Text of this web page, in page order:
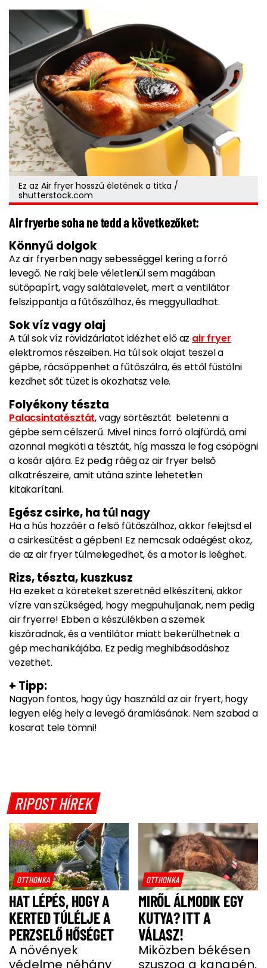
Ez az Air fryer hosszú életének a titka /
shutterstock.com
Air fryerbe soha ne tedd a következőket:
Könnyű dolgok
Az air fryerben nagy sebességgel kering a forró
levegő. Ne rakj bele véletlenül sem magában
sütőpapírt, vagy salátalevelet, mert a ventilátor
felszippantja a fűtőszálhoz, és meggyulladhat.
Sok víz vagy olaj
A túl sok víz rövidzárlatot idézhet elő az air fryer
elektromos részeiben. Ha túl sok olajat teszel a
gépbe, rácsöppenhet a fűtőszálra, és ettől füstölni
kezdhet sőt tüzet is okozhatsz vele.
Folyékony tészta
Palacsintatésztát, vagy sörtésztát beletenni a
gépbe sem célszerű. Mivel nincs forró olajfürdő, ami
azonnal megköti a tésztát, híg massza le fog csöpögni
a kosár aljára. Ez pedig ráég az air fryer belső
alkatrészeire, amit utána szinte lehetetlen
kitakarítani.
Egész csirke, ha túl nagy
Ha a hús hozzáér a felső fűtőszálhoz, akkor felejtsd el
a csirkesütést a gépben! Ez nemcsak odaégést okoz,
de az air fryer túlmelegedhet, és a motor is leéghet.
Rizs, tészta, kuszkusz
Ha ezeket a köreteket szeretnéd elkészíteni, akkor
vízre van szükséged, hogy megpuhuljanak, nem pedig
air fryerre! Ebben a készülékben a szemek
kiszáradnak, és a ventilátor miatt bekerülhetnek a
gép mechanikájába. Ez pedig meghibásodáshoz
vezethet.
+ Tipp:
Nagyon fontos, hogy úgy használd az air fryert, hogy
legyen elég hely a levegő áramlásának. Nem szabad a
kosarat tele tömni!
RIPOST HÍREK
OTTHONKA
HAT LÉPÉS, HOGY A
KERTED TÚLÉLJE A
PERZSELŐ HŐSÉGET
A növények
védelme néhány
OTTHONKA
MIRŐL ÁLMODIK EGY
KUTYA? ITT A
VÁLASZ!
Miközben békésen
szuszog a kanapén,